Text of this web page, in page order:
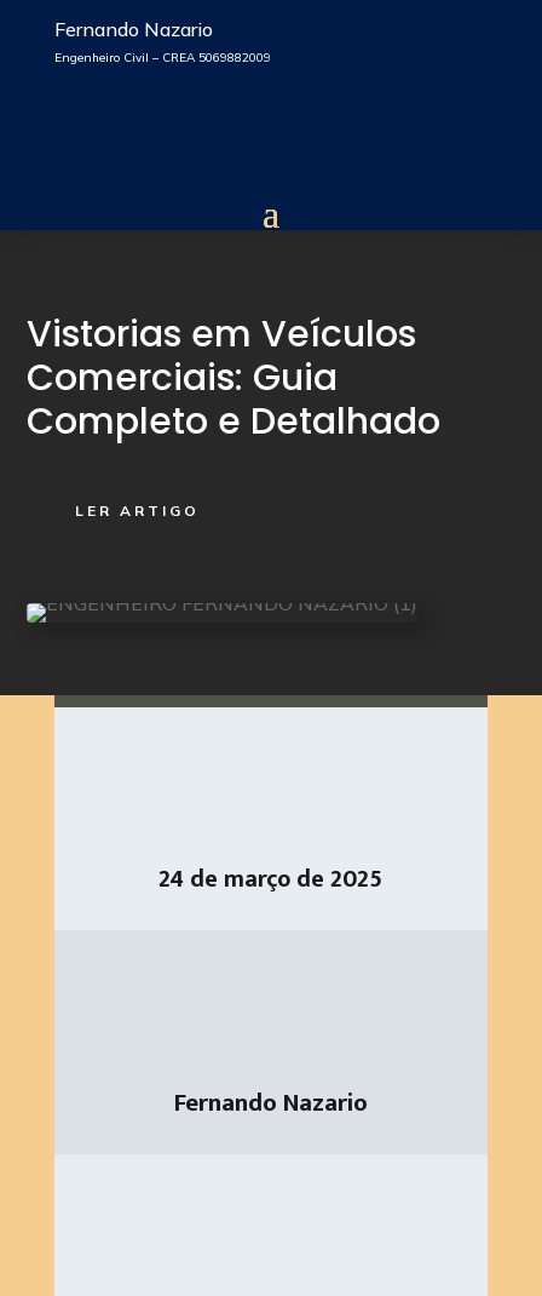
Fernando Nazario
Engenheiro Civil – CREA 5069882009
Vistorias em Veículos
Comerciais: Guia
Completo e Detalhado
LER ARTIGO
24 de março de 2025
Fernando Nazario